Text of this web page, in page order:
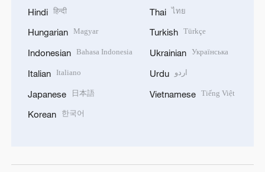
Hindi हिन्दी
Hungarian Magyar
Indonesian Bahasa Indonesia
Italian Italiano
Japanese 日本語
Korean 한국어
Thai ไทย
Turkish Türkçe
Ukrainian Українська
Urdu اردو
Vietnamese Tiếng Việt